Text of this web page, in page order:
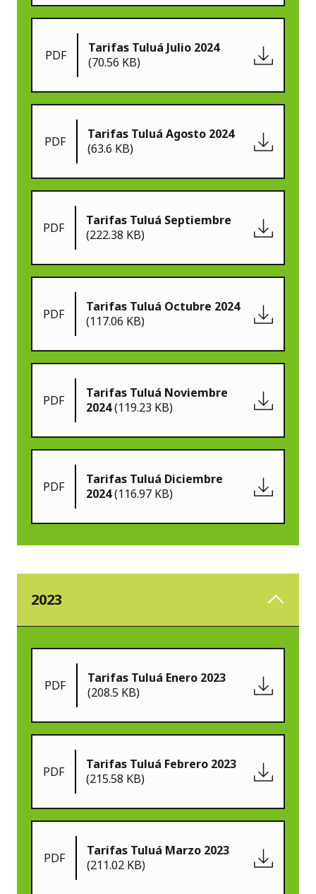
PDF
Tarifas Tuluá Julio 2024
(70.56 KB)
PDF
Tarifas Tuluá Agosto 2024
(63.6 KB)
PDF
Tarifas Tuluá Septiembre
(222.38 KB)
PDF
Tarifas Tuluá Octubre 2024
(117.06 KB)
PDF
Tarifas Tuluá Noviembre
2024(119.23 KB)
PDF
Tarifas Tuluá Diciembre
2024(116.97 KB)
2023
PDF
Tarifas Tuluá Enero 2023
(208.5 KB)
PDF
Tarifas Tuluá Febrero 2023
(215.58 KB)
PDF
Tarifas Tuluá Marzo 2023
(211.02 KB)